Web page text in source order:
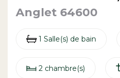
Anglet 64600
1 Salle(s) de bain
2 chambre(s)